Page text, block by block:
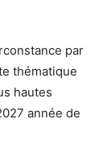
par
thématique
hautes
année de